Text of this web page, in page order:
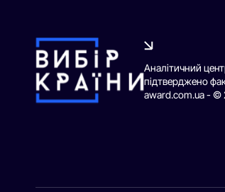
Аналітичний
підтверджено
award.com.ua - ©